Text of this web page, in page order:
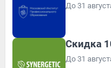
До 31
Скидка
До 31